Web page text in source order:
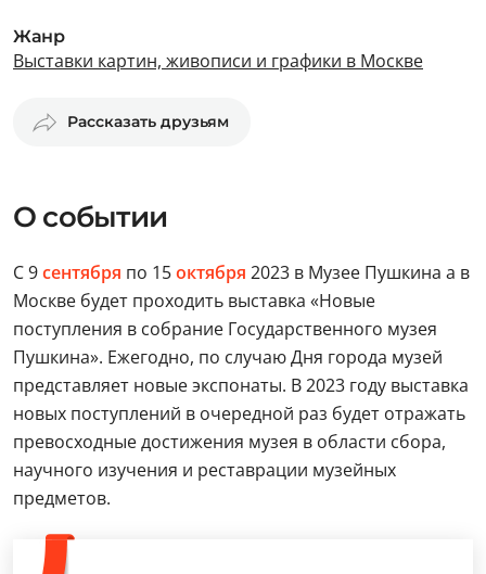
Жанр
Выставки картин, живописи и графики в Москве
Рассказать друзьям
О событии
С 9сентября по 15октября 2023 в Музее Пушкина а в
Москве будет проходить выставка «Новые
поступления в собрание Государственного музея
Пушкина». Ежегодно, по случаю Дня города музей
представляет новые экспонаты. В 2023 году выставка
новых поступлений в очередной раз будет отражать
превосходные достижения музея в области сбора,
научного изучения и реставрации музейных
предметов.